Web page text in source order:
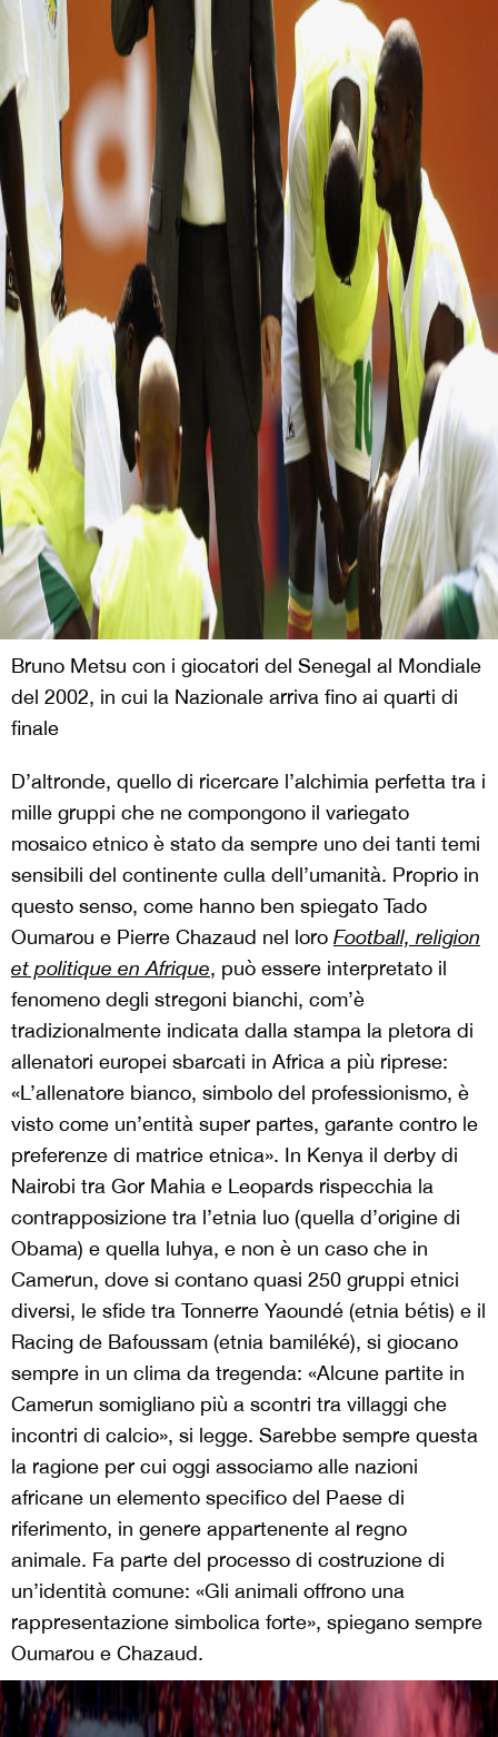
Bruno Metsu con i giocatori del Senegal al Mondiale
del 2002, in cui la Nazionale arriva fino ai quarti di
finale
D’altronde, quello di ricercare l’alchimia perfetta tra i
mille gruppi che ne compongono il variegato
mosaico etnico è stato da sempre uno dei tanti temi
sensibili del continente culla dell’umanità. Proprio in
questo senso, come hanno ben spiegato Tado
Oumarou e Pierre Chazaud nel loro Football, religion
et politique en Afrique, può essere interpretato il
fenomeno degli stregoni bianchi, com’è
tradizionalmente indicata dalla stampa la pletora di
allenatori europei sbarcati in Africa a più riprese:
«L’allenatore bianco, simbolo del professionismo, è
visto come un’entità super partes, garante contro le
preferenze di matrice etnica». In Kenya il derby di
Nairobi tra Gor Mahia e Leopards rispecchia la
contrapposizione tra l’etnia luo (quella d’origine di
Obama) e quella luhya, e non è un caso che in
Camerun, dove si contano quasi 250 gruppi etnici
diversi, le sfide tra Tonnerre Yaoundé (etnia bétis) e il
Racing de Bafoussam (etnia bamiléké), si giocano
sempre in un clima da tregenda: «Alcune partite in
Camerun somigliano più a scontri tra villaggi che
incontri di calcio», si legge. Sarebbe sempre questa
la ragione per cui oggi associamo alle nazioni
africane un elemento specifico del Paese di
riferimento, in genere appartenente al regno
animale. Fa parte del processo di costruzione di
un’identità comune: «Gli animali offrono una
rappresentazione simbolica forte», spiegano sempre
Oumarou e Chazaud.